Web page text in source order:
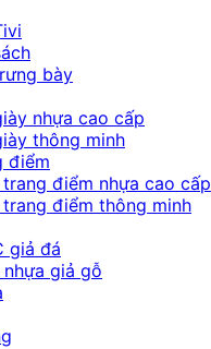
bày
nhựa cao cấp
thông minh
điểm
trang điểm nhựa cao cấp
trang điểm thông minh
giả đá
nhựa giả gỗ